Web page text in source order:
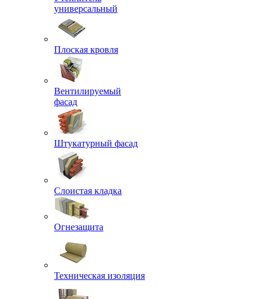
универсальный
Плоская кровля
Вентилируемый
фасад
Штукатурный фасад
Слоистая кладка
Огнезащита
Техническая изоляция